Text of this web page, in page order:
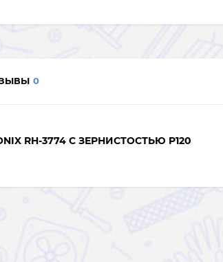
0
RH-3774 С ЗЕРНИСТОСТЬЮ P120